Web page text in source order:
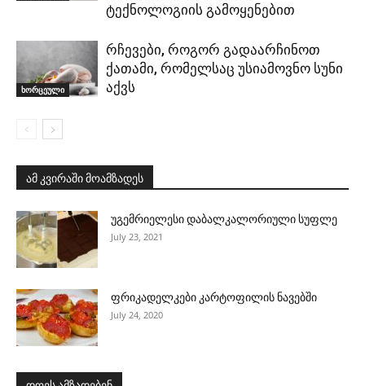
ტექნოლოგიის გამოყენებით
ხორცეული
რჩევები, როგორ გადაარჩინოთ
ქათამი, რომელსაც უსიამოვნო სუნი
აქვს
ამ კვირაში მოამზადეს
უგემრიელესი დაბალკალორიული სუფლე
July 23, 2021
ფრიკადელკები კარტოფილის ნავებში
July 24, 2020